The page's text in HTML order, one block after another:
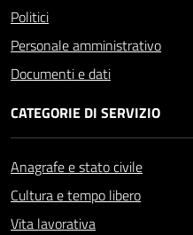
Politici
Personale amministrativo
Documenti e dati
CATEGORIE DI SERVIZIO
Anagrafe e stato civile
Cultura e tempo libero
Vita lavorativa